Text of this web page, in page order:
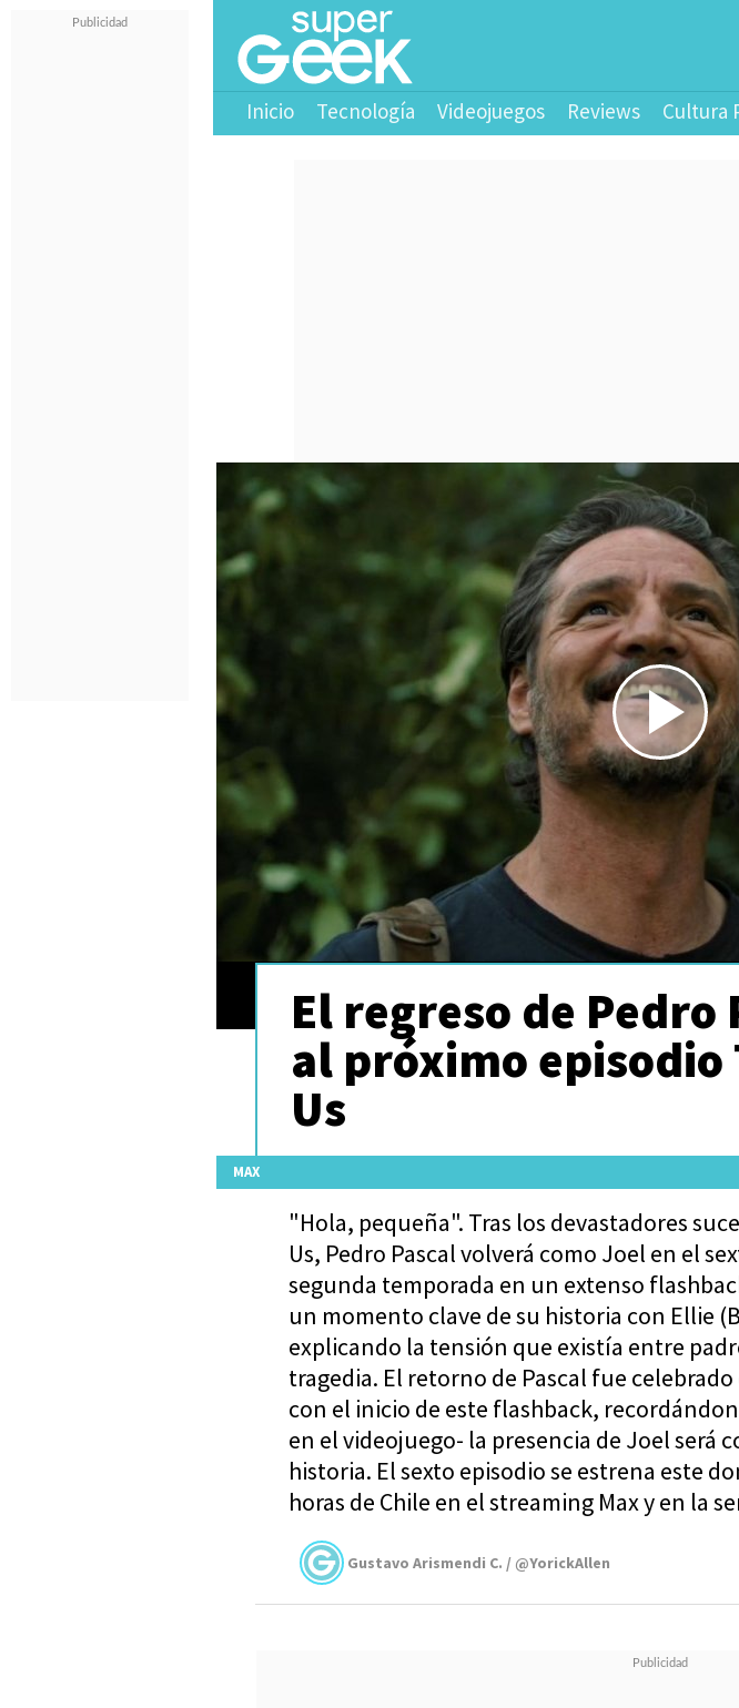
Inicio Tecnología Videojuegos Reviews Cultura
Play
Video
El regreso de Pedro
al próximo episodio
Us
MAX
"Hola, pequeña". Tras los devastadores
Us, Pedro Pascal volverá como Joel en el
segunda temporada en un extenso
un momento clave de su historia con Ellie
explicando la tensión que existía entre
tragedia. El retorno de Pascal fue celebrado
con el inicio de este flashback,
en el videojuego- la presencia de Joel será
historia. El sexto episodio se estrena este
horas de Chile en el streaming Max y en la
Gustavo Arismendi C. / @YorickAllen